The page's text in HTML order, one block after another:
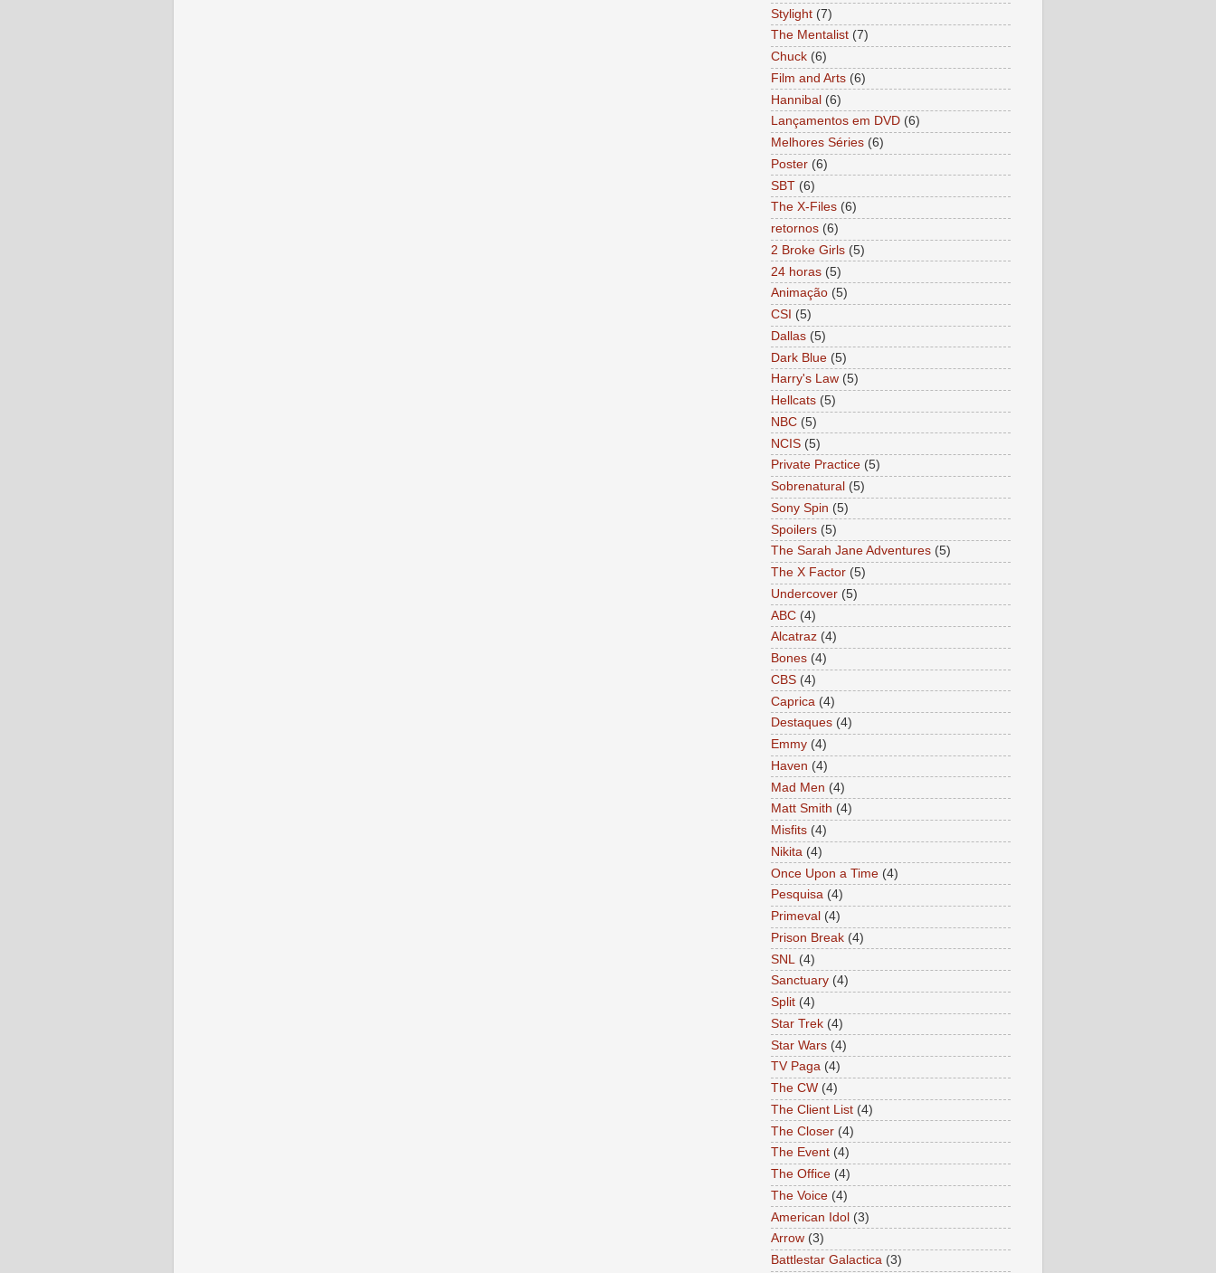
Stylight (7)
The Mentalist (7)
Chuck (6)
Film and Arts (6)
Hannibal (6)
Lançamentos em DVD (6)
Melhores Séries (6)
Poster (6)
SBT (6)
The X-Files (6)
retornos (6)
2 Broke Girls (5)
24 horas (5)
Animação (5)
CSI (5)
Dallas (5)
Dark Blue (5)
Harry's Law (5)
Hellcats (5)
NBC (5)
NCIS (5)
Private Practice (5)
Sobrenatural (5)
Sony Spin (5)
Spoilers (5)
The Sarah Jane Adventures (5)
The X Factor (5)
Undercover (5)
ABC (4)
Alcatraz (4)
Bones (4)
CBS (4)
Caprica (4)
Destaques (4)
Emmy (4)
Haven (4)
Mad Men (4)
Matt Smith (4)
Misfits (4)
Nikita (4)
Once Upon a Time (4)
Pesquisa (4)
Primeval (4)
Prison Break (4)
SNL
(4)
Sanctuary (4)
Split (4)
Star Trek (4)
Star Wars (4)
TV Paga (4)
The CW (4)
The Client List (4)
The Closer (4)
The Event (4)
The Office (4)
The Voice (4)
American Idol (3)
Arrow (3)
Battlestar Galactica (3)